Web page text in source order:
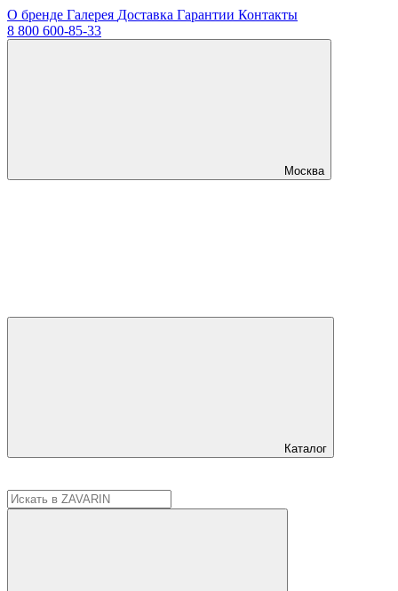
О бренде Галерея Доставка Гарантии Контакты
8 800 600-85-33
Москва
Каталог